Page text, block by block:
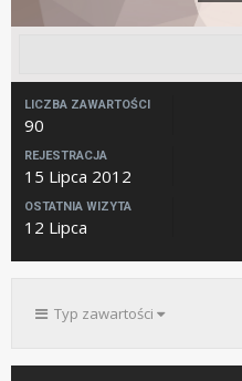
LICZBA ZAWARTOŚCI
90
REJESTRACJA
15 Lipca 2012
OSTATNIA WIZYTA
12 Lipca
Typ zawartości